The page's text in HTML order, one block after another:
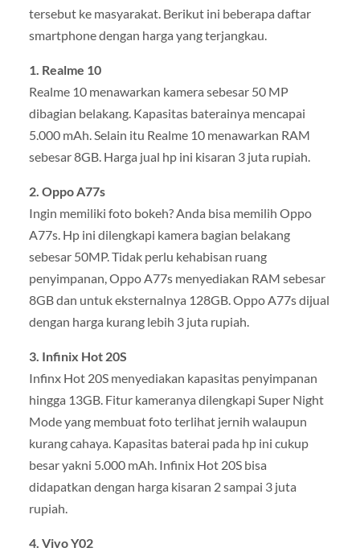
tersebut ke masyarakat. Berikut ini beberapa daftar
smartphone dengan harga yang terjangkau.
1. Realme 10
Realme 10 menawarkan kamera sebesar 50 MP
dibagian belakang. Kapasitas baterainya mencapai
5.000 mAh. Selain itu Realme 10 menawarkan RAM
sebesar 8GB. Harga jual hp ini kisaran 3 juta rupiah.
2. Oppo A77s
Ingin memiliki foto bokeh? Anda bisa memilih Oppo
A77s. Hp ini dilengkapi kamera bagian belakang
sebesar 50MP. Tidak perlu kehabisan ruang
penyimpanan, Oppo A77s menyediakan RAM sebesar
8GB dan untuk eksternalnya 128GB. Oppo A77s dijual
dengan harga kurang lebih 3 juta rupiah.
3. Infinix Hot 20S
Infinx Hot 20S menyediakan kapasitas penyimpanan
hingga 13GB. Fitur kameranya dilengkapi Super Night
Mode yang membuat foto terlihat jernih walaupun
kurang cahaya. Kapasitas baterai pada hp ini cukup
besar yakni 5.000 mAh. Infinix Hot 20S bisa
didapatkan dengan harga kisaran 2 sampai 3 juta
rupiah.
4. Vivo Y02